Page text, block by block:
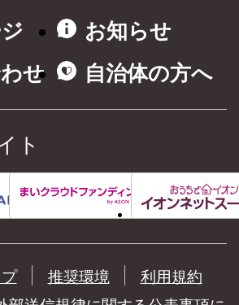
お知らせ
せ
自治体の方へ
ト
推奨環境
利用規約